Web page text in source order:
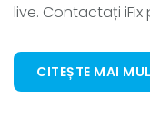
live. Contactați
CITEȘTE MAI